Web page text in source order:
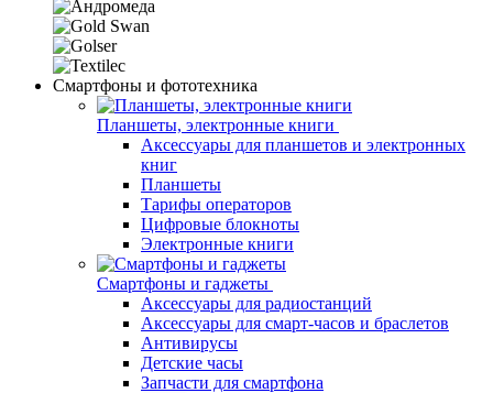
Смартфоны и фототехника
Планшеты, электронные книги
Аксессуары для планшетов и электронных
книг
Планшеты
Тарифы операторов
Цифровые блокноты
Электронные книги
Смартфоны и гаджеты
Аксессуары для радиостанций
Аксессуары для смарт-часов и браслетов
Антивирусы
Детские часы
Запчасти для смартфона